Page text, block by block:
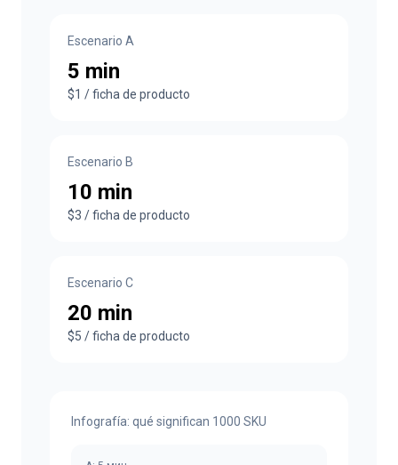
Escenario A
5 min
$1 / ficha de producto
Escenario B
10 min
$3 / ficha de producto
Escenario C
20 min
$5 / ficha de producto
Infografía: qué significan 1000 SKU